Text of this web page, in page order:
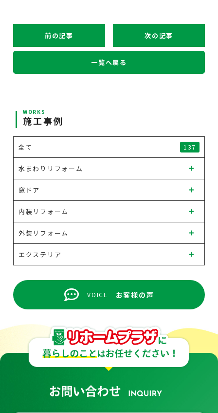
前の記事 次の記事
一覧へ戻る
WORKS
施工事例
全て 137
水まわりリフォーム
窓ドア
内装リフォーム
外装リフォーム
エクステリア
VOICE お客様の声